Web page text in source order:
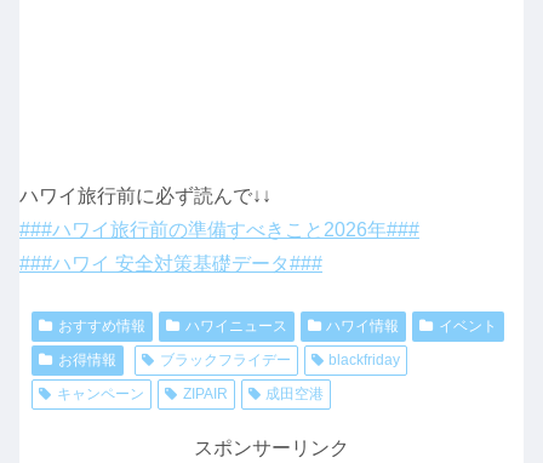
ハワイ旅行前に必ず読んで↓↓
###ハワイ旅行前の準備すべきこと2026年###
###ハワイ 安全対策基礎データ###
おすすめ情報 ハワイニュース ハワイ情報
イベント
お得情報
ブラックフライデー
blackfriday
キャンペーン
ZIPAIR 成田空港
スポンサーリンク